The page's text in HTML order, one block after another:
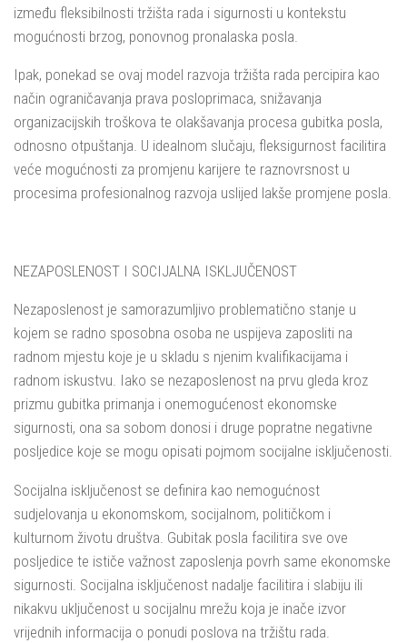
između fleksibilnosti tržišta rada i sigurnosti u kontekstu
mogućnosti brzog, ponovnog pronalaska posla.
Ipak, ponekad se ovaj model razvoja tržišta rada percipira kao
način ograničavanja prava posloprimaca, snižavanja
organizacijskih troškova te olakšavanja procesa gubitka posla,
odnosno otpuštanja. U idealnom slučaju, fleksigurnost facilitira
veće mogućnosti za promjenu karijere te raznovrsnost u
procesima profesionalnog razvoja uslijed lakše promjene posla.
NEZAPOSLENOST I SOCIJALNA ISKLJUČENOST
Nezaposlenost je samorazumljivo problematično stanje u
kojem se radno sposobna osoba ne uspijeva zaposliti na
radnom mjestu koje je u skladu s njenim kvalifikacijama i
radnom iskustvu. Iako se nezaposlenost na prvu gleda kroz
prizmu gubitka primanja i onemogućenost ekonomske
sigurnosti, ona sa sobom donosi i druge popratne negativne
posljedice koje se mogu opisati pojmom socijalne isključenosti.
Socijalna isključenost se definira kao nemogućnost
sudjelovanja u ekonomskom, socijalnom, političkom i
kulturnom životu društva. Gubitak posla facilitira sve ove
posljedice te ističe važnost zaposlenja povrh same ekonomske
sigurnosti. Socijalna isključenost nadalje facilitira i slabiju ili
nikakvu uključenost u socijalnu mrežu koja je inače izvor
vrijednih informacija o ponudi poslova na tržištu rada.